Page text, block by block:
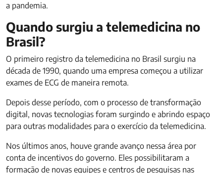
a pandemia.
Quando surgiu a telemedicina no
Brasil?
O primeiro registro da telemedicina no Brasil surgiu na
década de 1990, quando uma empresa começou a utilizar
exames de ECG de maneira remota.
Depois desse período, com o processo de transformação
digital, novas tecnologias foram surgindo e abrindo espaço
para outras modalidades para o exercício da telemedicina.
Nos últimos anos, houve grande avanço nessa área por
conta de incentivos do governo. Eles possibilitaram a
formação de novas equipes e centros de pesquisas nas